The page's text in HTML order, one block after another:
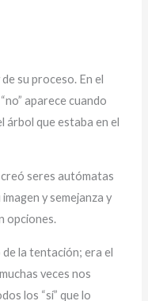
su proceso. En el
aparece cuando
árbol que estaba en el
creó seres autómatas
y semejanza y
opciones.
la tentación; era el
veces nos
los “sí” que lo